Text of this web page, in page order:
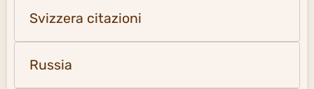
Svizzera citazioni
Russia